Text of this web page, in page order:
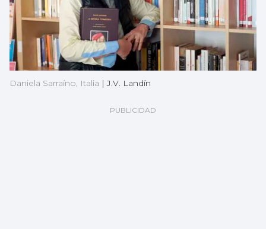
Daniela Sarraíno, Italia |J.V. Landín